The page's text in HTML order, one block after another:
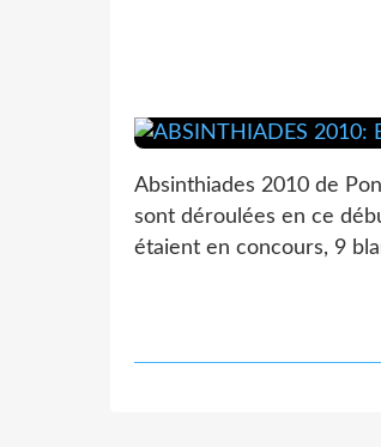
Absinthiades 2010 de
sont déroulées en ce
étaient en concours, 9